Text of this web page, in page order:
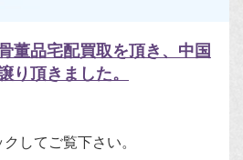
董品宅配買取を頂き、中国
り頂きました。
してご覧下さい。